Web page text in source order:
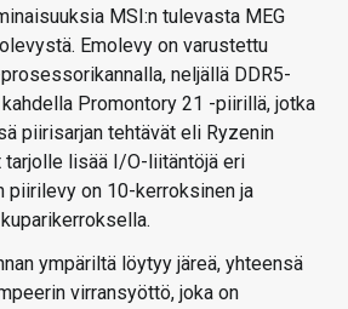
MSI:n tulevasta MEG
Emolevy on varustettu
neljällä DDR5-
Promontory 21 -piirillä, jotka
piirisarjan tehtävät eli Ryzenin
lisää I/O-liitäntöjä eri
piirilevy on 10-kerroksinen ja
ympäriltä löytyy järeä, yhteensä
virransyöttö, joka on